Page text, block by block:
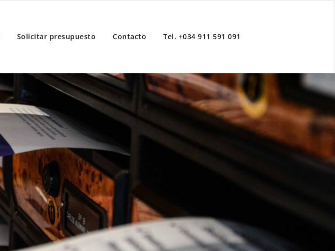
Solicitar presupuesto Contacto Tel. +034 911 591 091